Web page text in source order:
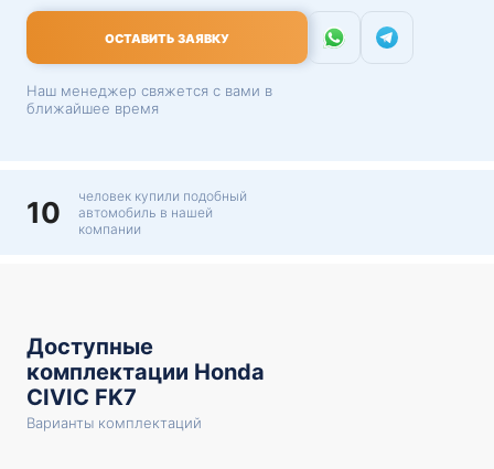
ОСТАВИТЬ ЗАЯВКУ
Наш менеджер свяжется с вами в
ближайшее время
10
человек купили подобный
автомобиль в нашей
компании
Доступные
комплектации Honda
CIVIC FK7
Варианты комплектаций